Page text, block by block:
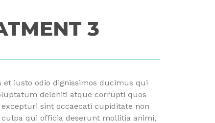
3
et iusto odio dignissimos ducimus qui
deleniti atque corrupti quos
sint occaecati cupiditate non
qui officia deserunt mollitia animi,